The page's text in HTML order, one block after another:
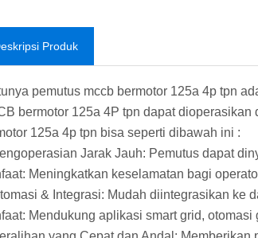
Produk
pemutus mccb bermotor 125a 4p tpn
bermotor 125a 4P tpn dapat
125a 4p tpn bisa seperti dibawah ini :
Jarak Jauh: Pemutus dapat
Meningkatkan keselamatan bagi
& Integrasi: Mudah diintegrasikan ke
Mendukung aplikasi smart grid,